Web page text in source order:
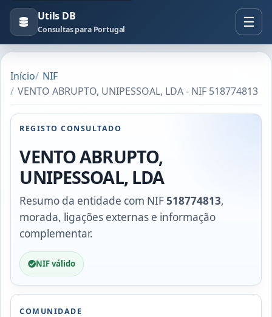
Utils DB
Consultas para Portugal
Início
NIF
VENTO ABRUPTO, UNIPESSOAL, LDA - NIF 518774813
REGISTO CONSULTADO
VENTO ABRUPTO,
UNIPESSOAL, LDA
Resumo da entidade com NIF518774813,
morada, ligações externas e informação
complementar.
NIF válido
COMUNIDADE